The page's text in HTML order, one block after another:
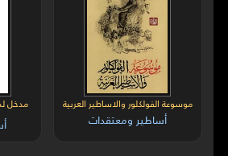
موسوعة الفولكلور والاساطير العربية
أساطير ومعتقدات
مدخل